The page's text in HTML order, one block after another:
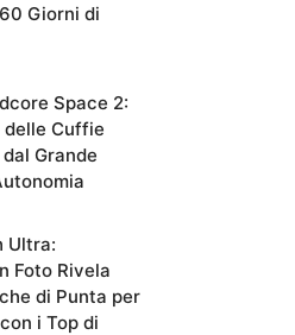
Giorni di
Space 2:
delle Cuffie
Grande
Ultra:
Foto Rivela
di Punta per
i Top di